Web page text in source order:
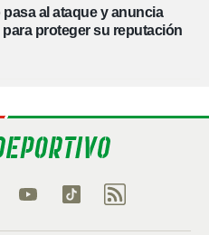
pasa al ataque y anuncia
para proteger su reputación